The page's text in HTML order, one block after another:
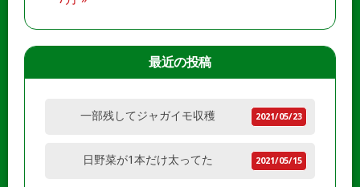
最近の投稿
一部残してジャガイモ収穫 2021/05/23
日野菜が1本だけ太ってた 2021/05/15